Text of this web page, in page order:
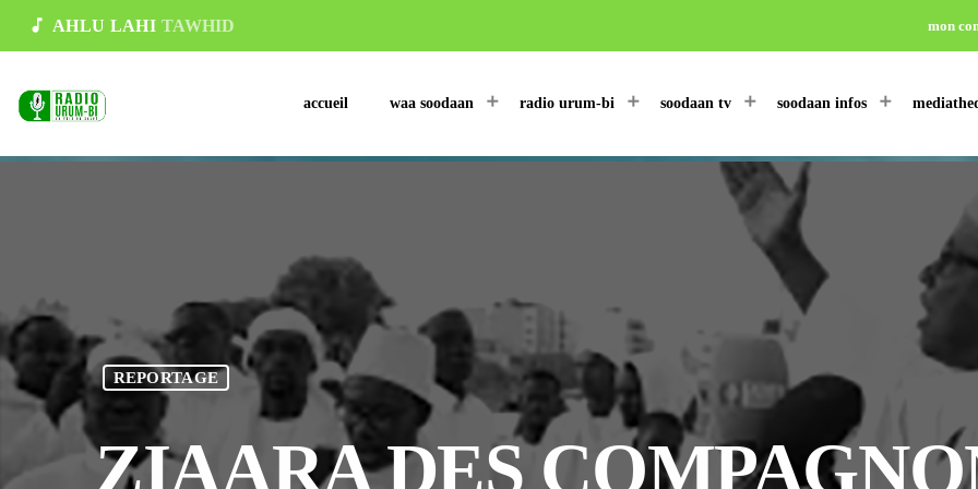
music_note AHLU LAHI TAWHID mon
accueil waa soodaan radio urum-bi soodaan tv soodaan infos
REPORTAGE
ZIAARA DES